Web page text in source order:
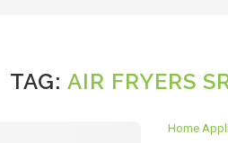
TAG:AIR FRYERS
Home